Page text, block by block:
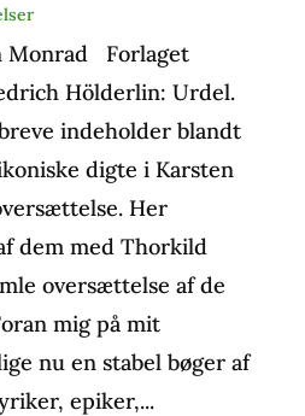
Monrad Forlaget
Hölderlin: Urdel.
indeholder blandt
digte i Karsten
Her
dem med Thorkild
oversættelse af de
mig på mit
nu en stabel bøger af
epiker,...